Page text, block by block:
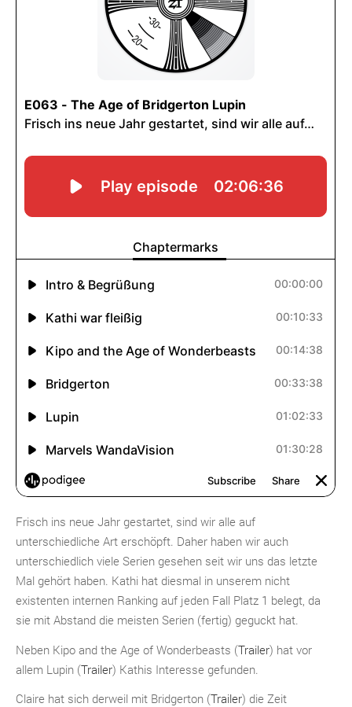
Frisch ins neue Jahr gestartet, sind wir alle auf
unterschiedliche Art erschöpft. Daher haben wir auch
unterschiedlich viele Serien gesehen seit wir uns das letzte
Mal gehört haben. Kathi hat diesmal in unserem nicht
existenten internen Ranking auf jeden Fall Platz 1 belegt, da
sie mit Abstand die meisten Serien (fertig) geguckt hat.
Neben Kipo and the Age of Wonderbeasts (Trailer) hat vor
allem Lupin (Trailer) Kathis Interesse gefunden.
Claire hat sich derweil mit Bridgerton (Trailer) die Zeit